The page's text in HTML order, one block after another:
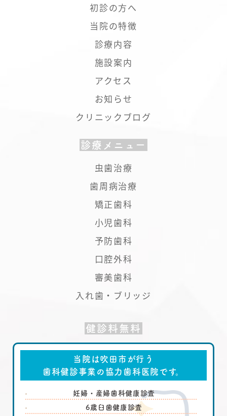
初診の方へ
当院の特徴
診療内容
施設案内
アクセス
お知らせ
クリニックブログ
診療メニュー
虫歯治療
歯周病治療
矯正歯科
小児歯科
予防歯科
口腔外科
審美歯科
入れ歯・ブリッジ
健診料無料
当院は吹田市が行う
歯科健診事業の協力歯科医院です。
妊婦・産婦歯科健康診査
6歳臼歯健康診査